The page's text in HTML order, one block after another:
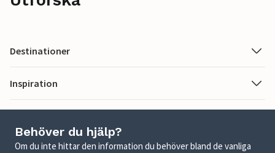
Destinationer
Inspiration
Behöver du hjälp?
Om du inte hittar den information du behöver bland de vanliga